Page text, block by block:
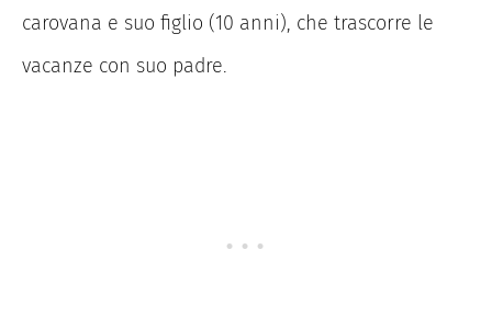
carovana e suo figlio (10 anni), che trascorre le
vacanze con suo padre.